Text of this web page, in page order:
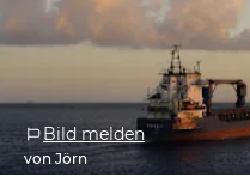
Bild melden
von Jörn